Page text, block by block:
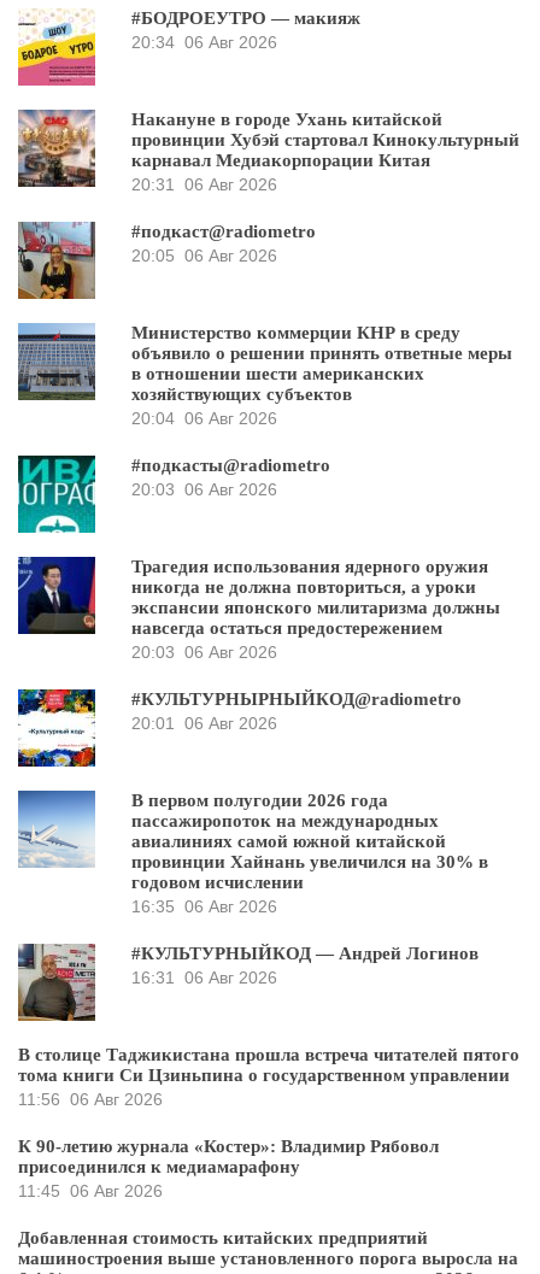
#БОДРОЕУТРО — макияж
20:34 06 Авг 2026
Накануне в городе Ухань китайской
провинции Хубэй стартовал Кинокультурный
карнавал Медиакорпорации Китая
20:31
06 Авг 2026
#подкаст@radiometro
20:05 06 Авг 2026
Министерство коммерции КНР в среду
объявило о решении принять ответные меры
в отношении шести американских
хозяйствующих субъектов
20:04 06 Авг 2026
#подкасты@radiometro
20:03 06 Авг 2026
Трагедия использования ядерного оружия
никогда не должна повториться, а уроки
экспансии японского милитаризма должны
навсегда остаться предостережением
20:03 06 Авг 2026
#КУЛЬТУРНЫРНЫЙКОД@radiometro
20:01
06 Авг 2026
В первом полугодии 2026 года
пассажиропоток на международных
авиалиниях самой южной китайской
провинции Хайнань увеличился на 30% в
годовом исчислении
16:35 06 Авг 2026
#КУЛЬТУРНЫЙКОД — Андрей Логинов
16:31
06 Авг 2026
В столице Таджикистана прошла встреча читателей пятого
тома книги Си Цзиньпина о государственном управлении
11:56 06 Авг 2026
К 90-летию журнала «Костер»: Владимир Рябовол
присоединился к медиамарафону
11:45 06 Авг 2026
Добавленная стоимость китайских предприятий
машиностроения выше установленного порога выросла на